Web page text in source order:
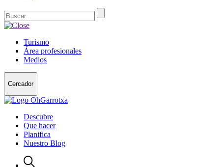
Turismo
Área profesionales
Medios
Cercador
Descubre
Que hacer
Planifica
Nuestro Blog